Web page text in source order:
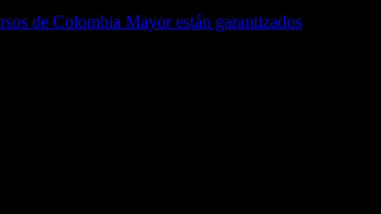
de Colombia Mayor están garantizados